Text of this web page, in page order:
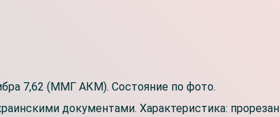
7,62 (ММГ АКМ). Состояние по фото.
документами. Характеристика: